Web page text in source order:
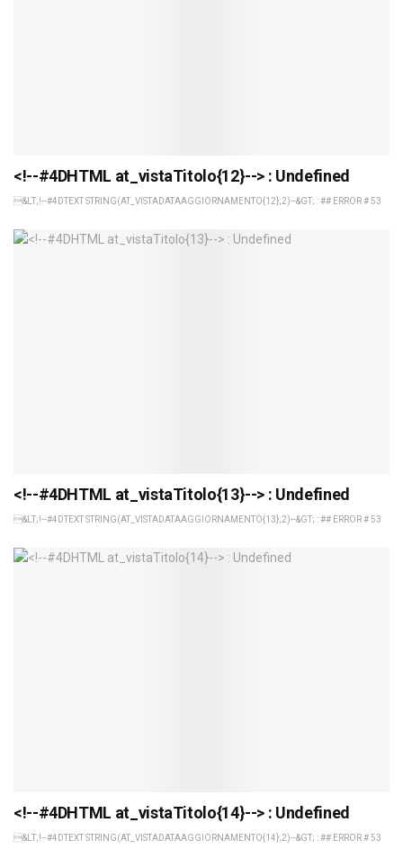
<!--#4DHTML at_vistaTitolo{12}--> : Undefined
&LT;!--#4DTEXT STRING(AT_VISTADATAAGGIORNAMENTO{12};2)--&GT; : ## ERROR # 53
<!--#4DHTML at_vistaTitolo{13}--> : Undefined
&LT;!--#4DTEXT STRING(AT_VISTADATAAGGIORNAMENTO{13};2)--&GT; : ## ERROR # 53
<!--#4DHTML at_vistaTitolo{14}--> : Undefined
&LT;!--#4DTEXT STRING(AT_VISTADATAAGGIORNAMENTO{14};2)--&GT; : ## ERROR # 53